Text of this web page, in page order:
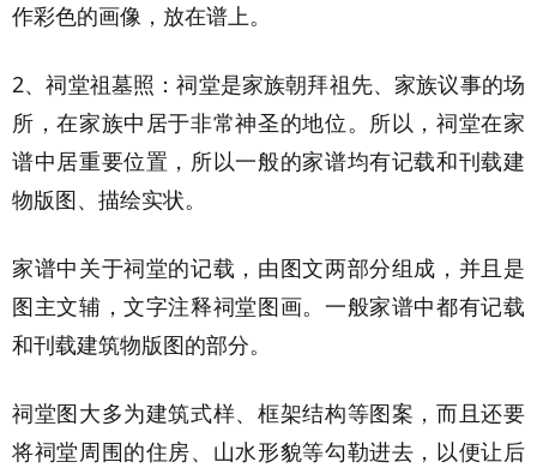
作彩色的画像，放在谱上。
2、祠堂祖墓照：祠堂是家族朝拜祖先、家族议事的场
所，在家族中居于非常神圣的地位。所以，祠堂在家
谱中居重要位置，所以一般的家谱均有记载和刊载建
物版图、描绘实状。
家谱中关于祠堂的记载，由图文两部分组成，并且是
图主文辅，文字注释祠堂图画。一般家谱中都有记载
和刊载建筑物版图的部分。
祠堂图大多为建筑式样、框架结构等图案，而且还要
将祠堂周围的住房、山水形貌等勾勒进去，以便让后